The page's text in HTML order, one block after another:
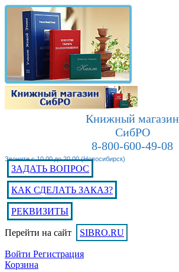
Книжный магазин
СибРО
8-800-600-49-08
Звоните с 10.00 до 20.00 (Новосибирск)
ЗАДАТЬ ВОПРОС
КАК СДЕЛАТЬ ЗАКАЗ?
РЕКВИЗИТЫ
Перейти на сайт SIBRO.RU
Войти Регистрация
Корзина